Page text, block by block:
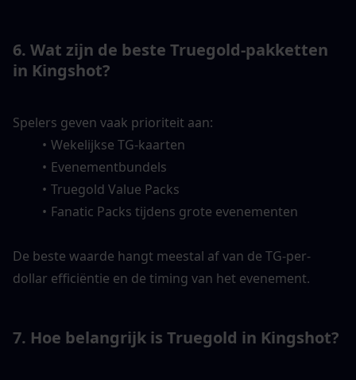
6. Wat zijn de beste Truegold-pakketten
in Kingshot?
Spelers geven vaak prioriteit aan:
Wekelijkse TG-kaarten
Evenementbundels
Truegold Value Packs
Fanatic Packs tijdens grote evenementen
De beste waarde hangt meestal af van de TG-per-
dollar efficiëntie en de timing van het evenement.
7. Hoe belangrijk is Truegold in Kingshot?